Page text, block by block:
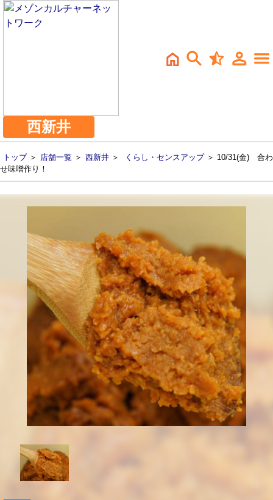
西新井
トップ＞ 店舗一覧 ＞ 西新井 ＞ くらし・センスアップ＞ 10/31(金) 合わ
せ味噌作り！